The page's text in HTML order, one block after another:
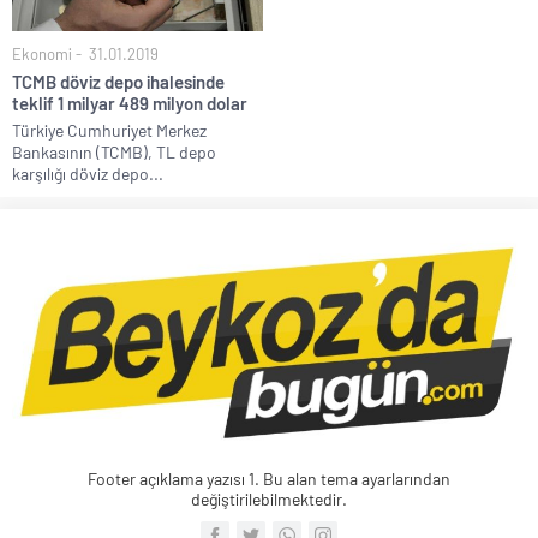
Ekonomi 31.01.2019
TCMB döviz depo ihalesinde
teklif 1 milyar 489 milyon dolar
Türkiye Cumhuriyet Merkez
Bankasının (TCMB), TL depo
karşılığı döviz depo...
Footer açıklama yazısı 1. Bu alan tema ayarlarından
değiştirilebilmektedir.